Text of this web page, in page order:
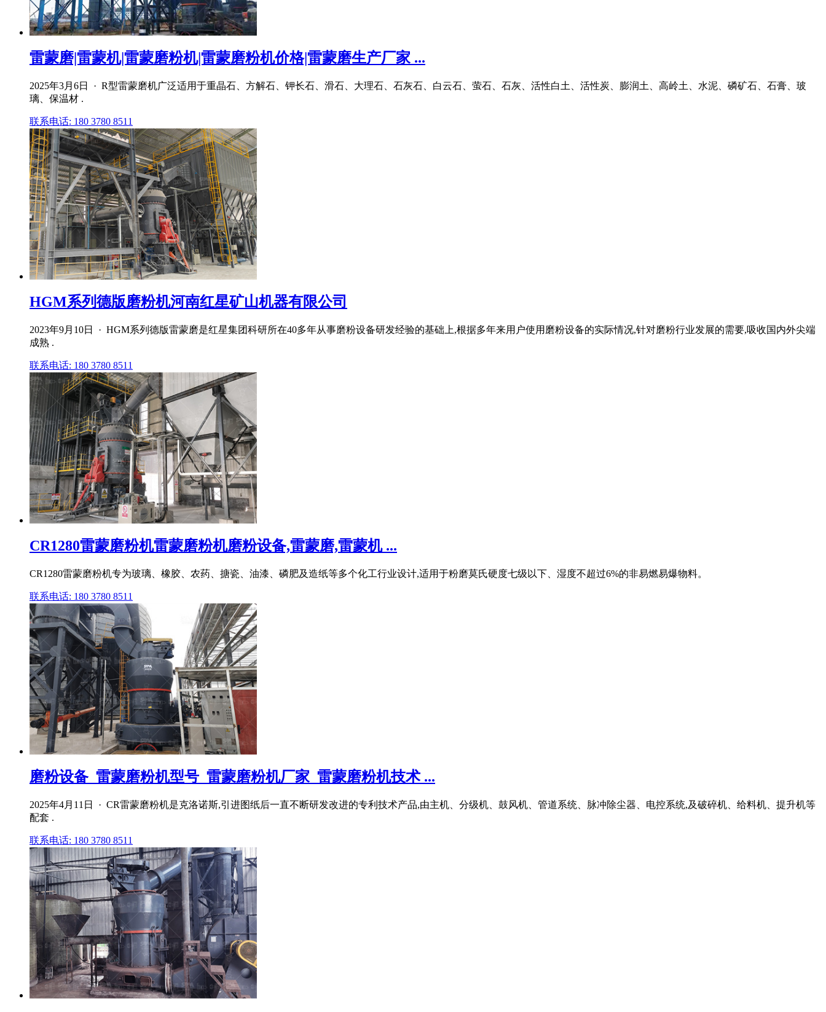
雷蒙磨|雷蒙机|雷蒙磨粉机|雷蒙磨粉机价格|雷蒙磨生产厂家 ...
2025年3月6日 · R型雷蒙磨机广泛适用于重晶石、方解石、钾长石、滑石、大理石、石灰石、白云石、萤石、石灰、活性白土、活性炭、膨润土、高岭土、水泥、磷矿石、石膏、玻
璃、保温材 .
联系电话: 180 3780 8511
HGM系列德版磨粉机河南红星矿山机器有限公司
2023年9月10日 · HGM系列德版雷蒙磨是红星集团科研所在40多年从事磨粉设备研发经验的基础上,根据多年来用户使用磨粉设备的实际情况,针对磨粉行业发展的需要,吸收国内外尖端
成熟 .
联系电话: 180 3780 8511
CR1280雷蒙磨粉机雷蒙磨粉机磨粉设备,雷蒙磨,雷蒙机 ...
CR1280雷蒙磨粉机专为玻璃、橡胶、农药、搪瓷、油漆、磷肥及造纸等多个化工行业设计,适用于粉磨莫氏硬度七级以下、湿度不超过6%的非易燃易爆物料。
联系电话: 180 3780 8511
磨粉设备_雷蒙磨粉机型号_雷蒙磨粉机厂家_雷蒙磨粉机技术 ...
2025年4月11日 · CR雷蒙磨粉机是克洛诺斯,引进图纸后一直不断研发改进的专利技术产品,由主机、分级机、鼓风机、管道系统、脉冲除尘器、电控系统,及破碎机、给料机、提升机等
配套 .
联系电话: 180 3780 8511